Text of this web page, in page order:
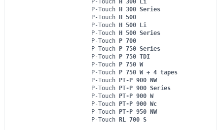
P-Touch H 300 Li
P-Touch H 300 Series
P-Touch H 500
P-Touch H 500 Li
P-Touch H 500 Series
P-Touch P 700
P-Touch P 750 Series
P-Touch P 750 TDI
P-Touch P 750 W
P-Touch P 750 W + 4 tapes
P-Touch PT-P 900 NW
P-Touch PT-P 900 Series
P-Touch PT-P 900 W
P-Touch PT-P 900 Wc
P-Touch PT-P 950 NW
P-Touch RL 700 S